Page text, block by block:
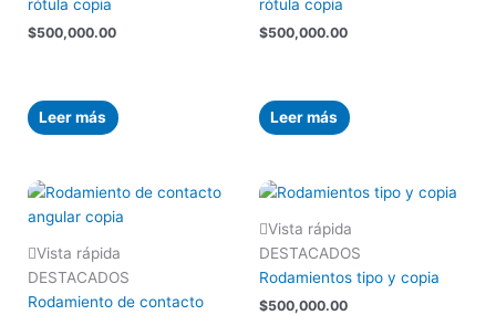
rótula copia
$500,000.00
Leer más
rótula copia
$500,000.00
Leer más
Vista rápida
DESTACADOS
Rodamiento de contacto
Vista rápida
DESTACADOS
Rodamientos tipo y copia
$500,000.00